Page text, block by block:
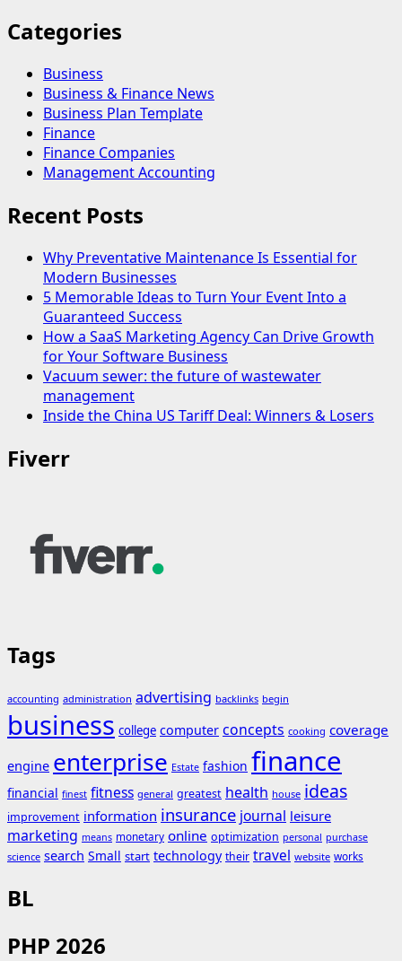
Categories
Business
Business & Finance News
Business Plan Template
Finance
Finance Companies
Management Accounting
Recent Posts
Why Preventative Maintenance Is Essential for
Modern Businesses
5 Memorable Ideas to Turn Your Event Into a
Guaranteed Success
How a SaaS Marketing Agency Can Drive Growth
for Your Software Business
Vacuum sewer: the future of wastewater
management
Inside the China US Tariff Deal: Winners & Losers
Fiverr
Tags
accounting administration advertising backlinks begin
business college computer concepts cooking coverage
engine enterprise Estate fashion finance
financial finest fitness general greatest health house ideas
improvement information insurance journal leisure
marketing means monetary online optimization personal purchase
science search Small start technology their travel website works
BL
PHP 2026